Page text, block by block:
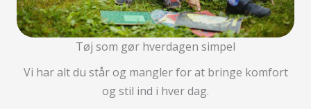
Tøj som gør hverdagen simpel
Vi har alt du står og mangler for at bringe komfort
og stil ind i hver dag.